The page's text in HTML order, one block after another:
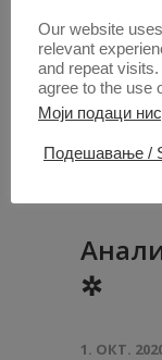
✲
1. ОКТ.
Our website
relevant
and repeat
agree to the use
Моји подаци
Подешавање /